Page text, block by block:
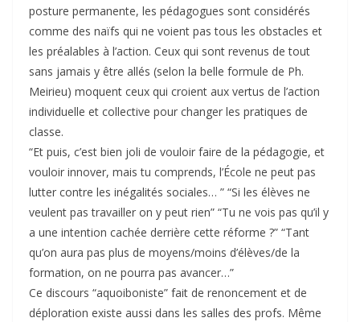
posture permanente, les pédagogues sont considérés
comme des naïfs qui ne voient pas tous les obstacles et
les préalables à l’action. Ceux qui sont revenus de tout
sans jamais y être allés (selon la belle formule de Ph.
Meirieu) moquent ceux qui croient aux vertus de l’action
individuelle et collective pour changer les pratiques de
classe.
“Et puis, c’est bien joli de vouloir faire de la pédagogie, et
vouloir innover, mais tu comprends, l’École ne peut pas
lutter contre les inégalités sociales… ” “Si les élèves ne
veulent pas travailler on y peut rien” “Tu ne vois pas qu’il y
a une intention cachée derrière cette réforme ?” “Tant
qu’on aura pas plus de moyens/moins d’élèves/de la
formation, on ne pourra pas avancer…”
Ce discours “aquoiboniste” fait de renoncement et de
déploration existe aussi dans les salles des profs. Même